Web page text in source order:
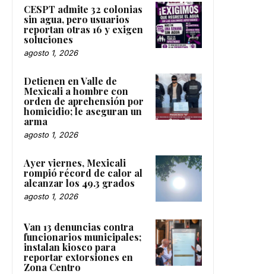
CESPT admite 32 colonias
sin agua, pero usuarios
reportan otras 16 y exigen
soluciones
agosto 1, 2026
Detienen en Valle de
Mexicali a hombre con
orden de aprehensión por
homicidio; le aseguran un
arma
agosto 1, 2026
Ayer viernes, Mexicali
rompió récord de calor al
alcanzar los 49.3 grados
agosto 1, 2026
Van 13 denuncias contra
funcionarios municipales;
instalan kiosco para
reportar extorsiones en
Zona Centro